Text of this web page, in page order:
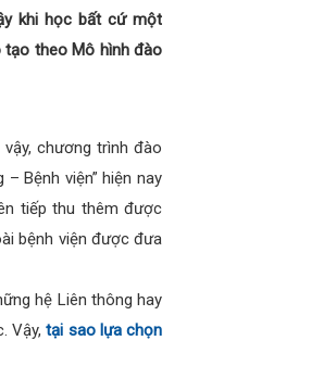
khi học bất cứ một
tạo theo Mô hình đào
chương trình đào
Bệnh viện” hiện nay
tiếp thu thêm được
bệnh viện được đưa
hệ Liên thông hay
Vậy,tại sao lựa chọn